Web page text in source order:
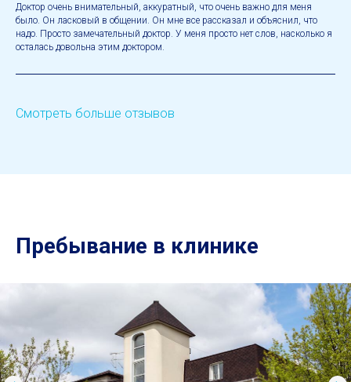
Доктор очень внимательный, аккуратный, что очень важно для меня
было. Он ласковый в общении. Он мне все рассказал и объяснил, что
надо. Просто замечательный доктор. У меня просто нет слов, насколько я
осталась довольна этим доктором.
Смотреть больше отзывов
Пребывание в клинике